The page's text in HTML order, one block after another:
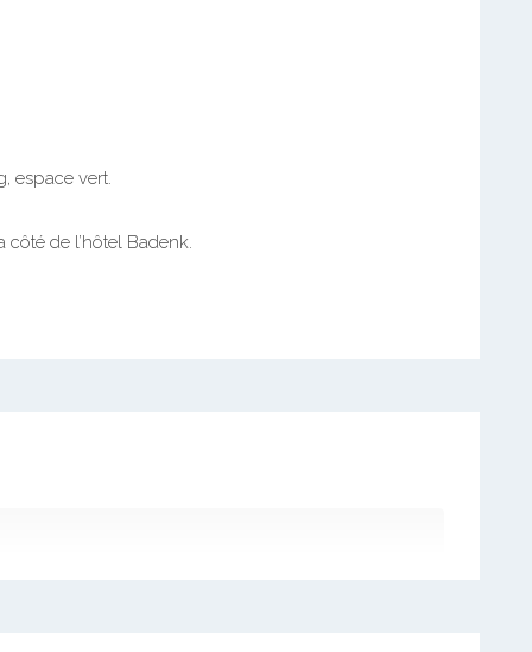
espace vert.
de l’hôtel Badenk.